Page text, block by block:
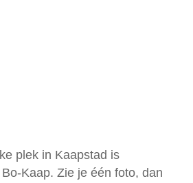
plek in Kaapstad is
Kaap. Zie je één foto, dan